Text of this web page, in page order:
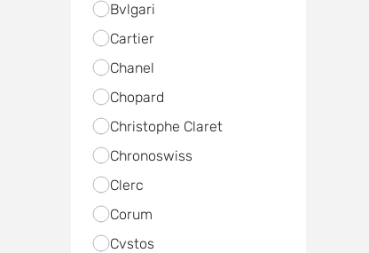
Bvlgari
Cartier
Chanel
Chopard
Christophe Claret
Chronoswiss
Clerc
Corum
Cvstos